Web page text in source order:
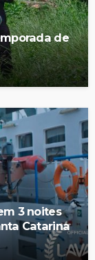
de
3 noites
Catarina